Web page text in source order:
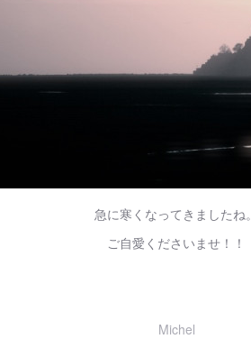
急に寒くなってきましたね。
ご自愛くださいませ！！
Michel